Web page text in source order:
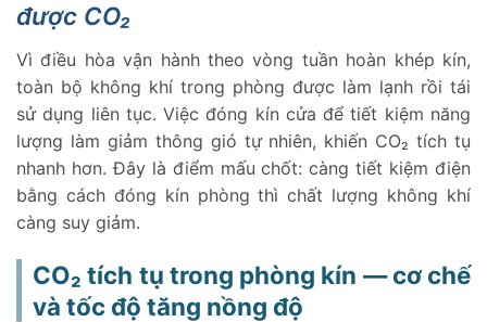
được CO₂
Vì điều hòa vận hành theo vòng tuần hoàn khép kín,
toàn bộ không khí trong phòng được làm lạnh rồi tái
sử dụng liên tục. Việc đóng kín cửa để tiết kiệm năng
lượng làm giảm thông gió tự nhiên, khiến CO₂ tích tụ
nhanh hơn. Đây là điểm mấu chốt: càng tiết kiệm điện
bằng cách đóng kín phòng thì chất lượng không khí
càng suy giảm.
CO₂ tích tụ trong phòng kín — cơ chế
và tốc độ tăng nồng độ